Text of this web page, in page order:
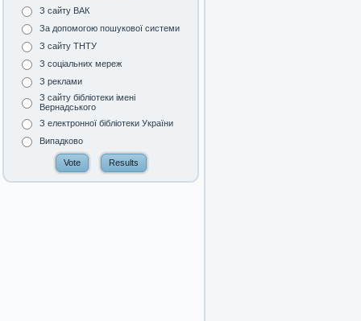
З сайту ВАК
За допомогою пошукової системи
З сайту ТНТУ
З соціальних мереж
З реклами
З сайту бібліотеки імені
Вернадського
З електронної бібліотеки України
Випадково